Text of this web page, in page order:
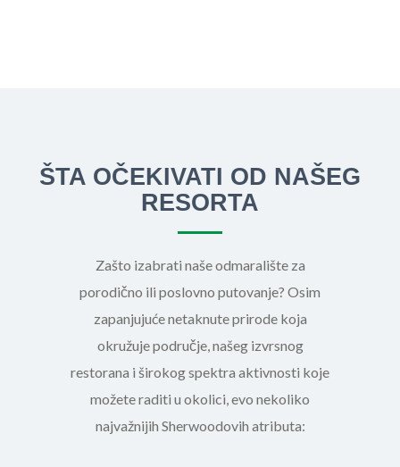
ŠTA OČEKIVATI OD NAŠEG
RESORTA
Zašto izabrati naše odmaralište za
porodično ili poslovno putovanje? Osim
zapanjujuće netaknute prirode koja
okružuje područje, našeg izvrsnog
restorana i širokog spektra aktivnosti koje
možete raditi u okolici, evo nekoliko
najvažnijih Sherwoodovih atributa: